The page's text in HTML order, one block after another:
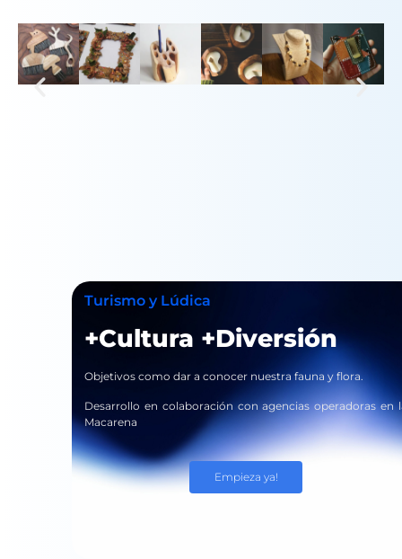
Turismo y Lúdica
+Cultura +Diversión
Objetivos como dar a conocer nuestra fauna y flora.
Desarrollo en colaboración con agencias operadoras en
Macarena
Empieza ya!